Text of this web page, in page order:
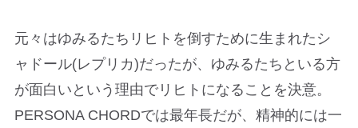
元々はゆみるたちリヒトを倒すために生まれたシ
ャドール(レプリカ)だったが、ゆみるたちといる方
が面白いという理由でリヒトになることを決意。
PERSONA CHORDでは最年長だが、精神的には一